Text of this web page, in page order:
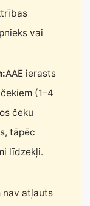
vai
AAE ierasts
(1–4
čeku
tāpēc
līdzekļi.
nav atļauts